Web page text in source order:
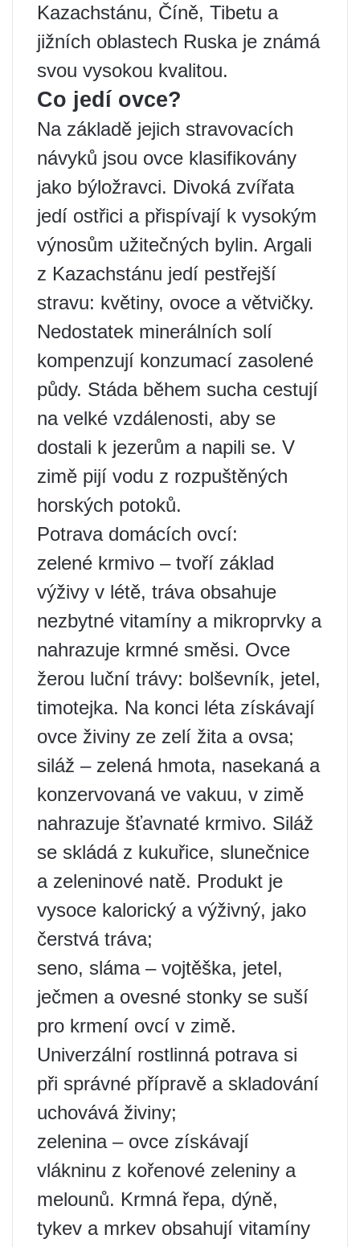
Kazachstánu, Číně, Tibetu a
jižních oblastech Ruska je známá
svou vysokou kvalitou.
Co jedí ovce?
Na základě jejich stravovacích
návyků jsou ovce klasifikovány
jako býložravci. Divoká zvířata
jedí ostřici a přispívají k vysokým
výnosům užitečných bylin. Argali
z Kazachstánu jedí pestřejší
stravu: květiny, ovoce a větvičky.
Nedostatek minerálních solí
kompenzují konzumací zasolené
půdy. Stáda během sucha cestují
na velké vzdálenosti, aby se
dostali k jezerům a napili se. V
zimě pijí vodu z rozpuštěných
horských potoků.
Potrava domácích ovcí:
zelené krmivo – tvoří základ
výživy v létě, tráva obsahuje
nezbytné vitamíny a mikroprvky a
nahrazuje krmné směsi. Ovce
žerou luční trávy: bolševník, jetel,
timotejka. Na konci léta získávají
ovce živiny ze zelí žita a ovsa;
siláž – zelená hmota, nasekaná a
konzervovaná ve vakuu, v zimě
nahrazuje šťavnaté krmivo. Siláž
se skládá z kukuřice, slunečnice
a zeleninové natě. Produkt je
vysoce kalorický a výživný, jako
čerstvá tráva;
seno, sláma – vojtěška, jetel,
ječmen a ovesné stonky se suší
pro krmení ovcí v zimě.
Univerzální rostlinná potrava si
při správné přípravě a skladování
uchovává živiny;
zelenina – ovce získávají
vlákninu z kořenové zeleniny a
melounů. Krmná řepa, dýně,
tykev a mrkev obsahují vitamíny